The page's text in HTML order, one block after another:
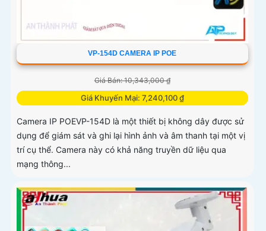
VP-154D CAMERA IP POE
Giá Bán: 10,343,000 ₫
Giá Khuyến Mại: 7,240,100 ₫
Camera IP POEVP-154D là một thiết bị không dây được sử
dụng để giám sát và ghi lại hình ảnh và âm thanh tại một vị
trí cụ thể. Camera này có khả năng truyền dữ liệu qua
mạng thông...